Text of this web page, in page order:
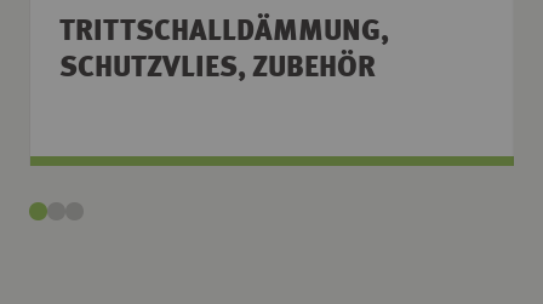
TRITTSCHALLDÄMMUNG,
SCHUTZVLIES, ZUBEHÖR